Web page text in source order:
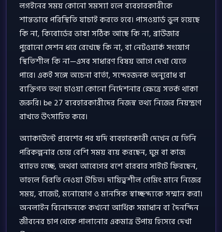
লগইনের সময় কোনো সমস্যা হলে ব্যবহারকারীকে
শান্তভাবে পরিস্থিতি যাচাই করতে হবে। পাসওয়ার্ড ভুল হয়েছে
কি না, কিবোর্ডের ভাষা সঠিক আছে কি না, ব্রাউজার
পুরোনো সেশন ধরে রেখেছে কি না, বা নেটওয়ার্ক সংযোগ
স্থিতিশীল কি না—এসব সাধারণ বিষয় আগে দেখা যেতে
পারে। একই সঙ্গে অচেনা বার্তা, সন্দেহজনক অনুরোধ বা
ব্যক্তিগত তথ্য চাওয়া কোনো নির্দেশনার ক্ষেত্রে সতর্ক থাকা
জরুরি। be 27 ব্যবহারকারীদের নিজস্ব তথ্য নিজের নিয়ন্ত্রণে
রাখতে উৎসাহিত করে।
অ্যাকাউন্টে প্রবেশের পর যদি ব্যবহারকারী দেখেন যে তিনি
পরিকল্পনার চেয়ে বেশি সময় ব্যয় করছেন, ঘুম বা কাজ
ব্যাহত হচ্ছে, অথবা আবেগের বশে বারবার সাইটে ফিরছেন,
তাহলে বিরতি নেওয়া উচিত। দায়িত্বশীল গেমিং মানে নিজের
সময়, বাজেট, মনোযোগ ও মানসিক স্বাচ্ছন্দ্যকে সম্মান করা।
অনলাইন বিনোদনকে কখনো আর্থিক সমাধান বা দৈনন্দিন
জীবনের চাপ থেকে পালানোর একমাত্র উপায় হিসেবে দেখা